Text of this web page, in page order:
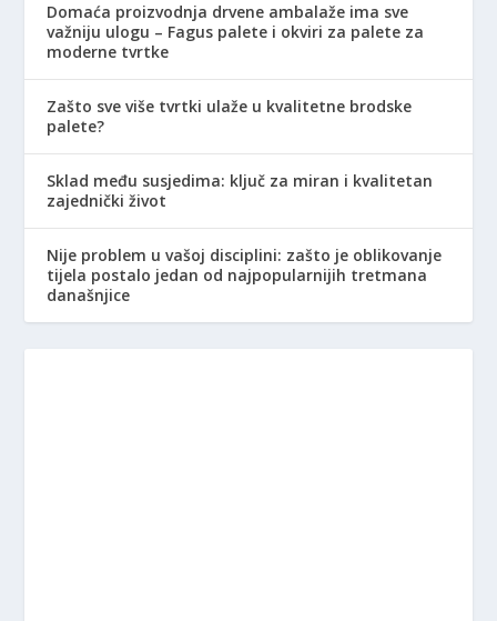
Domaća proizvodnja drvene ambalaže ima sve
važniju ulogu – Fagus palete i okviri za palete za
moderne tvrtke
Zašto sve više tvrtki ulaže u kvalitetne brodske
palete?
Sklad među susjedima: ključ za miran i kvalitetan
zajednički život
Nije problem u vašoj disciplini: zašto je oblikovanje
tijela postalo jedan od najpopularnijih tretmana
današnjice